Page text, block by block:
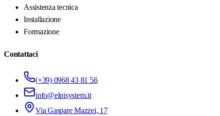
Assistenza tecnica
Installazione
Formazione
Contattaci
(+39) 0968 43 81 56
info@elpisystem.it
Via Gaspare Mazzei, 17